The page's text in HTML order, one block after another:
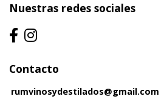
Nuestras redes sociales
Contacto
rumvinosydestilados@gmail.com